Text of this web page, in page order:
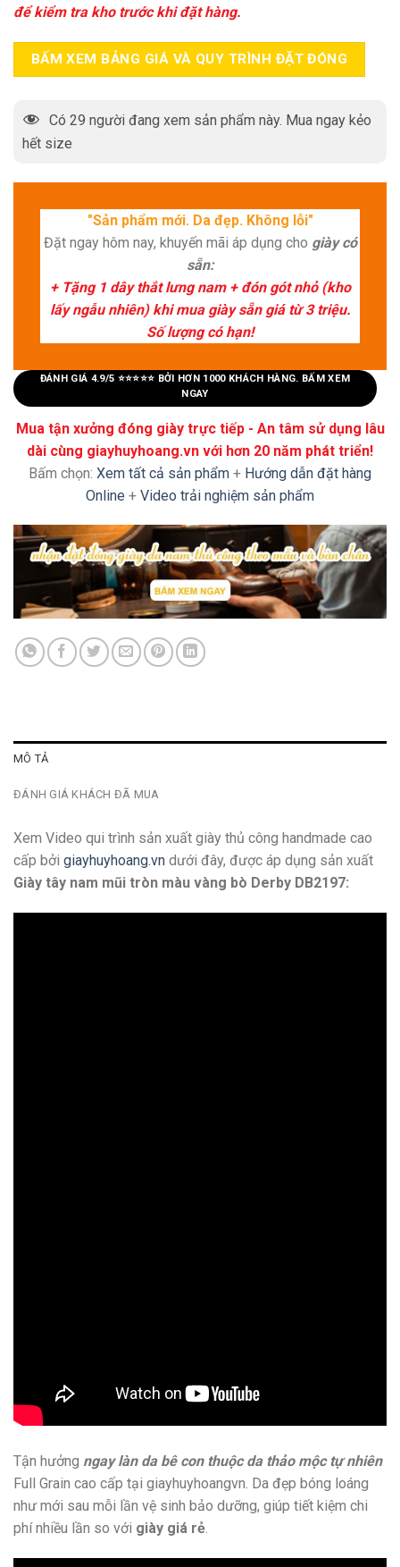
để kiểm tra kho trước khi đặt hàng.
BẤM XEM BẢNG GIÁ VÀ QUY TRÌNH ĐẶT ĐÓNG
Có 29 người đang xem sản phẩm này. Mua ngay kẻo
hết size
"Sản phẩm mới. Da đẹp. Không lỗi"
Đặt ngay hôm nay, khuyến mãi áp dụng cho giày có
sẵn:
+ Tặng 1 dây thắt lưng nam + đón gót nhỏ (kho
lấy ngẫu nhiên) khi mua giày sẵn giá từ 3 triệu.
Số lượng có hạn!
ĐÁNH GIÁ 4.9/5 ⭐⭐⭐⭐⭐ BỞI HƠN 1000 KHÁCH HÀNG. BẤM XEM
NGAY
Mua tận xưởng đóng giày trực tiếp - An tâm sử dụng lâu
dài cùng giayhuyhoang.vn với hơn 20 năm phát triển!
Bấm chọn: Xem tất cả sản phẩm + Hướng dẫn đặt hàng
Online + Video trải nghiệm sản phẩm
MÔ TẢ
ĐÁNH GIÁ KHÁCH ĐÃ MUA
Xem Video qui trình sản xuất giày thủ công handmade cao
cấp bởi giayhuyhoang.vn dưới đây, được áp dụng sản xuất
Giày tây nam mũi tròn màu vàng bò Derby DB2197:
Tận hưởng ngay làn da bê con thuộc da thảo mộc tự nhiên
Full Grain cao cấp tại giayhuyhoangvn. Da đẹp bóng loáng
như mới sau mỗi lần vệ sinh bảo dưỡng, giúp tiết kiệm chi
phí nhiều lần so với giày giá rẻ.